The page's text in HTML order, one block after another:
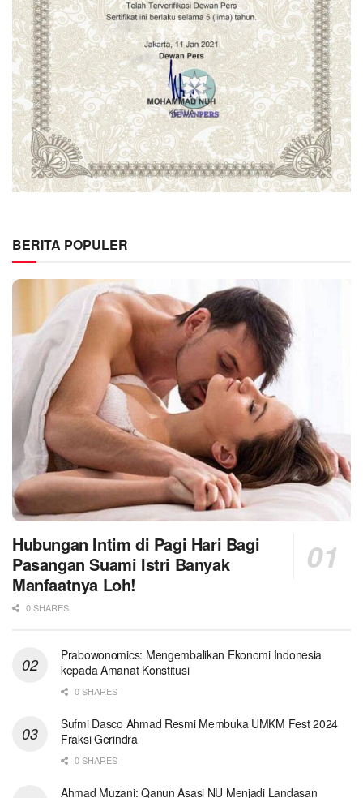
BERITA POPULER
Hubungan Intim di Pagi Hari Bagi
Pasangan Suami Istri Banyak
Manfaatnya Loh!
0 SHARES
Prabowonomics: Mengembalikan Ekonomi Indonesia
kepada Amanat Konstitusi
0 SHARES
Sufmi Dasco Ahmad Resmi Membuka UMKM Fest 2024
Fraksi Gerindra
0 SHARES
Ahmad Muzani: Qanun Asasi NU Menjadi Landasan